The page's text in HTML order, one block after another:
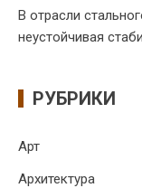
В отрасли
неустойчивая
РУБРИКИ
Арт
Архитектура